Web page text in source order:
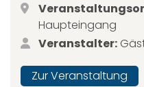
Haupteingang
Veranstalter:
Zur Veranstaltung